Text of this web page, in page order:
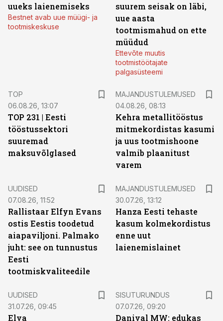
uueks laienemiseks
Bestnet avab uue müügi- ja
tootmiskeskuse
suurem seisak on läbi,
uue aasta
tootmismahud on ette
müüdud
Ettevõte muutis
tootmistöötajate
palgasüsteemi
TOP
06.08.26, 13:07
TOP 231 | Eesti
tööstussektori
suuremad
maksuvõlglased
MAJANDUSTULEMUSED
04.08.26, 08:13
Kehra metallitööstus
mitmekordistas kasumi
ja uus tootmishoone
valmib plaanitust
varem
UUDISED
07.08.26, 11:52
Rallistaar Elfyn Evans
ostis Eestis toodetud
aiapaviljoni. Palmako
juht: see on tunnustus
Eesti
tootmiskvaliteedile
MAJANDUSTULEMUSED
30.07.26, 13:12
Hanza Eesti tehaste
kasum kolmekordistus
enne uut
laienemislainet
UUDISED
31.07.26, 09:45
Elva
SISUTURUNDUS
07.07.26, 09:20
Danival MW: edukas